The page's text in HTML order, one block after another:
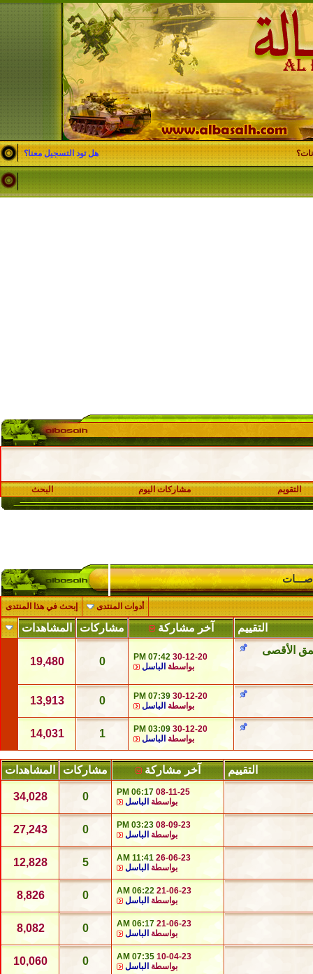
هل تود التسجيل معنا؟
التقويم مشاركات اليوم البحث
أدوات المنتدى إبحث في هذا المنتدى
التقييم آخر مشاركة مشاركات
المشاهدات
الأقصى
30-12-20
07:42 PM
بواسطة الباسل 0
19,480
30-12-20
07:39 PM
بواسطة الباسل 0
13,913
30-12-20
03:09 PM
بواسطة الباسل 1
14,031
التقييم آخر مشاركة مشاركات المشاهدات
08-11-25
06:17 PM
بواسطة الباسل 0
34,028
08-09-23
03:23 PM
بواسطة الباسل 0
27,243
26-06-23
11:41 AM
بواسطة الباسل 5
12,828
21-06-23
06:22 AM
بواسطة الباسل 0
8,826
21-06-23
06:17 AM
بواسطة الباسل 0
8,082
10-04-23
07:35 AM
بواسطة الباسل 0
10,060